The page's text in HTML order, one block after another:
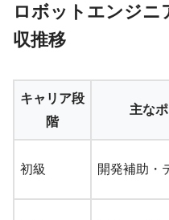
ロボットエンジ
収推移
キャリア段
階
主な
初級 開発補助・